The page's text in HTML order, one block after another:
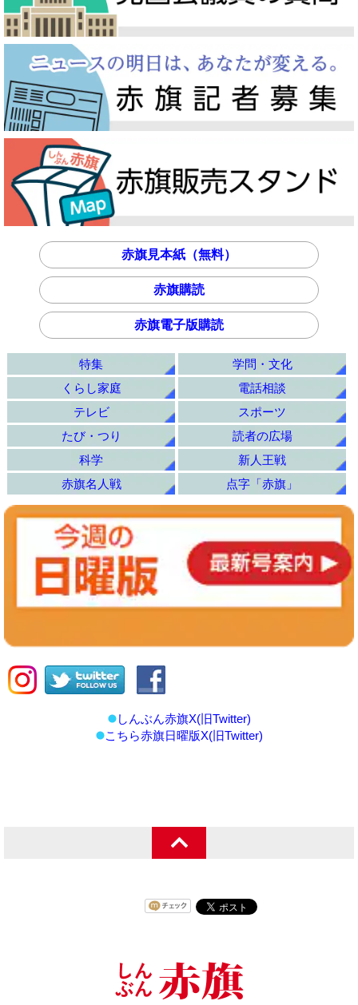
赤旗見本紙（無料）
赤旗購読
赤旗電子版購読
特集
学問・文化
くらし家庭
電話相談
テレビ
スポーツ
たび・つり
読者の広場
科学
新人王戦
赤旗名人戦
点字「赤旗」
しんぶん赤旗X(旧Twitter)
こちら赤旗日曜版X(旧Twitter)